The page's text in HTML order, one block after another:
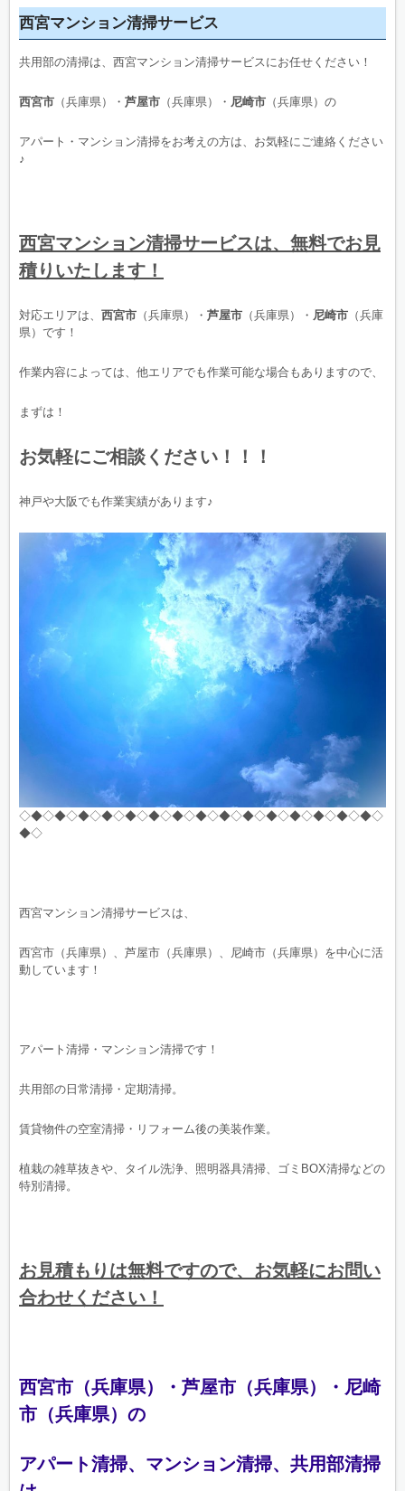
西宮マンション清掃サービス
共用部の清掃は、西宮マンション清掃サービスにお任せください！
西宮市 （兵庫県）・ 芦屋市 （兵庫県）・ 尼崎市 （兵庫県）の
アパート・マンション清掃をお考えの方は、お気軽にご連絡ください
♪
西宮マンション清掃サービスは、無料でお見
積りいたします！
対応エリアは、 西宮市 （兵庫県）・ 芦屋市 （兵庫県）・ 尼崎市 （兵庫
県）です！
作業内容によっては、他エリアでも作業可能な場合もありますので、
まずは！
お気軽にご相談ください！！！
神戸や大阪でも作業実績があります♪
◇◆◇◆◇◆◇◆◇◆◇◆◇◆◇◆◇◆◇◆◇◆◇◆◇◆◇◆◇◆◇
◆◇
西宮マンション清掃サービスは、
西宮市（兵庫県）、芦屋市（兵庫県）、尼崎市（兵庫県）を中心に活
動しています！
アパート清掃・マンション清掃です！
共用部の日常清掃・定期清掃。
賃貸物件の空室清掃・リフォーム後の美装作業。
植栽の雑草抜きや、タイル洗浄、照明器具清掃、ゴミBOX清掃などの
特別清掃。
お見積もりは無料ですので、お気軽にお問い
合わせください！
西宮市（兵庫県）・芦屋市（兵庫県）・尼崎
市（兵庫県）の
アパート清掃、マンション清掃、共用部清掃